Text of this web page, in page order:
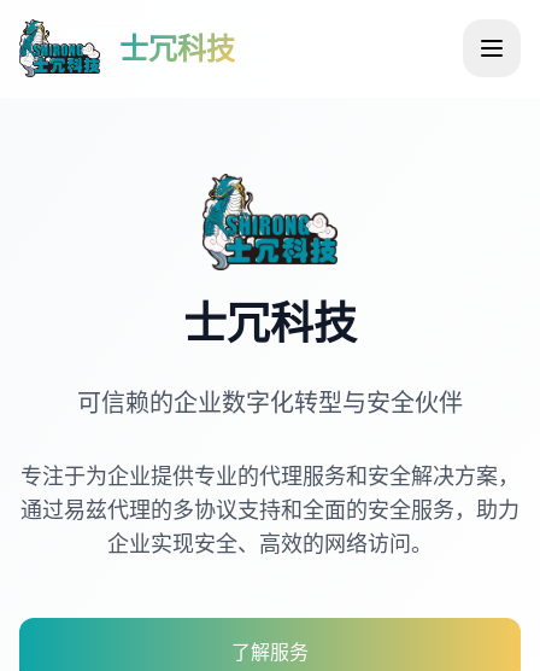
士冗科技
士冗科技
可信赖的企业数字化转型与安全伙伴
专注于为企业提供专业的代理服务和安全解决方案，
通过易兹代理的多协议支持和全面的安全服务，助力
企业实现安全、高效的网络访问。
了解服务